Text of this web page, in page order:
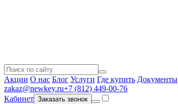
Акции О нас Блог Услуги Где купить Документы
zakaz@newkey.ru+7 (812) 449-00-76
Кабинет Заказать звонок